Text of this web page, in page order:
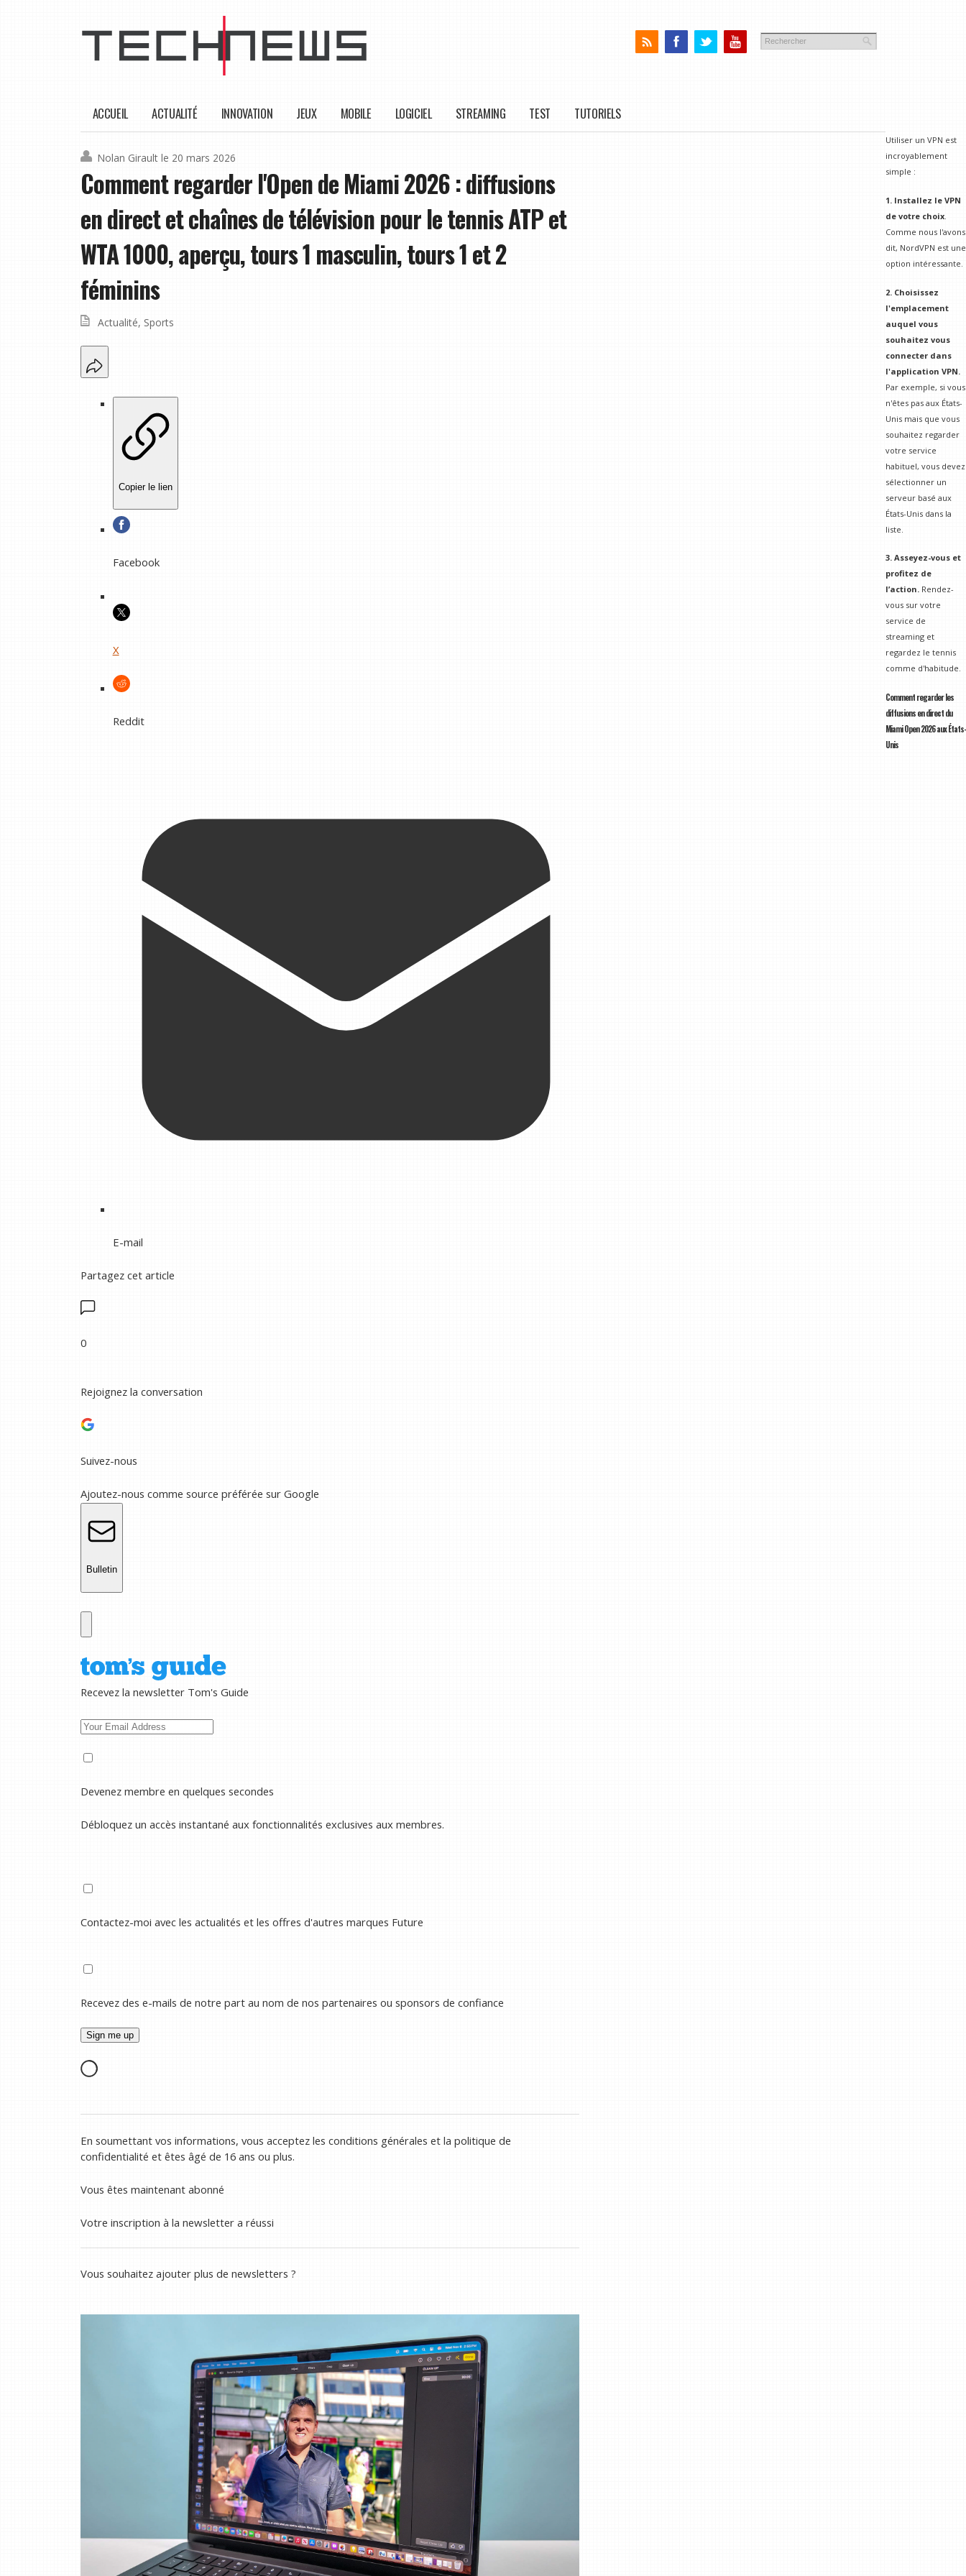
ACCUEIL ACTUALITÉ INNOVATION JEUX MOBILE LOGICIEL STREAMING TEST TUTORIELS
Nolan Girault le 20 mars 2026
Comment regarder l'Open de Miami 2026 : diffusions
en direct et chaînes de télévision pour le tennis ATP et
WTA 1000, aperçu, tours 1 masculin, tours 1 et 2
féminins
Actualité, Sports
Copier le lien
Facebook
X
Reddit
E-mail
Partagez cet article
0
Rejoignez la conversation
Suivez-nous
Ajoutez-nous comme source préférée sur Google
Bulletin
Recevez la newsletter Tom's Guide
Devenez membre en quelques secondes
Débloquez un accès instantané aux fonctionnalités exclusives aux membres.
Contactez-moi avec les actualités et les offres d'autres marques Future
Recevez des e-mails de notre part au nom de nos partenaires ou sponsors de confiance
En soumettant vos informations, vous acceptez les conditions générales et la politique de
confidentialité et êtes âgé de 16 ans ou plus.
Vous êtes maintenant abonné
Votre inscription à la newsletter a réussi
Vous souhaitez ajouter plus de newsletters ?
Utiliser un VPN est
incroyablement
simple :
1. Installez le VPN
de votre choix
Comme nous l'avons
dit, NordVPN est une
option intéressante.
2. Choisissez
l'emplacement
auquel vous
souhaitez vous
connecter dans
l'application VPN.
Par exemple, si vous
n'êtes pas aux États-
Unis mais que vous
souhaitez regarder
votre service
habituel, vous devez
sélectionner un
serveur basé aux
États-Unis dans la
liste.
3. Asseyez-vous et
profitez de
l’action. Rendez-
vous sur votre
service de
streaming et
regardez le tennis
comme d'habitude.
Comment regarder les
diffusions en direct du
Miami Open 2026 aux États-
Unis